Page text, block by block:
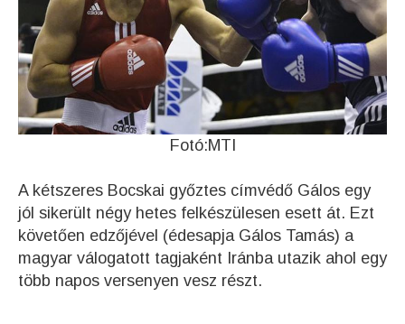
Fotó:MTI
A kétszeres Bocskai győztes címvédő Gálos egy
jól sikerült négy hetes felkészülesen esett át. Ezt
követően edzőjével (édesapja Gálos Tamás) a
magyar válogatott tagjaként Iránba utazik ahol egy
több napos versenyen vesz részt.